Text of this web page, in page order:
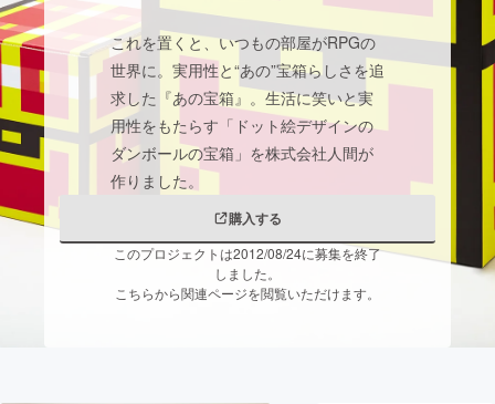
映像・映画
ビジネス・起業 チャレンジ
まちづくり・地域活性化
CAMPFIRE for Social GoodCAMPFIRE Creation
CAMPFIREふるさと納税machi-yaコミュニティ
これを置くと、いつもの部屋がRPGの
世界に。実用性と“あの”宝箱らしさを追
求した『あの宝箱』。生活に笑いと実
用性をもたらす「ドット絵デザインの
ダンボールの宝箱」を株式会社人間が
作りました。
購入する
このプロジェクトは2012/08/24に募集を終了
しました。
こちらから関連ページを閲覧いただけます。